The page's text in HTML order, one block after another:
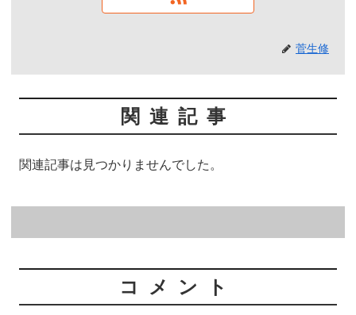
菅生修
関連記事
関連記事は見つかりませんでした。
コメント